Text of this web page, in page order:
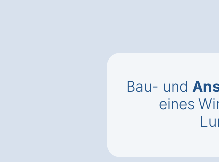
Bau- und
eines